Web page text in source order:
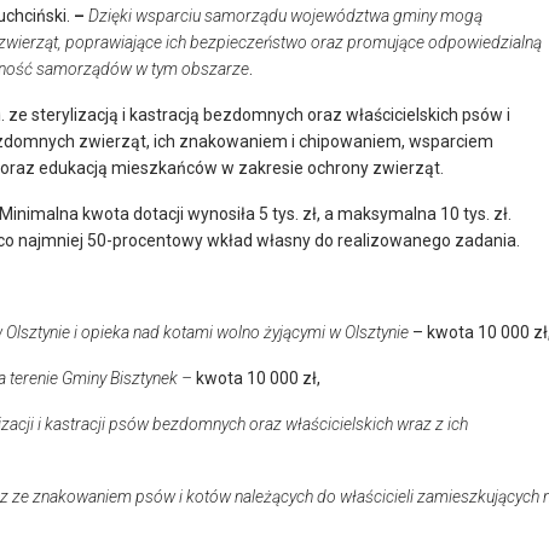
– Dzięki wsparciu samorządu województwa gminy mogą
poprawiające ich bezpieczeństwo oraz promujące odpowiedzialną
samorządów w tym obszarze
sterylizacją i kastracją bezdomnych oraz właścicielskich psów i
zwierząt, ich znakowaniem i chipowaniem, wsparciem
edukacją mieszkańców w zakresie ochrony zwierząt.
kwota dotacji wynosiła 5 tys. zł, a maksymalna 10 tys. zł.
najmniej 50-procentowy wkład własny do realizowanego zadania.
i opieka nad kotami wolno żyjącymi w Olsztynie – kwota 10 000
Gminy Bisztynek – kwota 10 000 zł,
i kastracji psów bezdomnych oraz właścicielskich wraz z ich
ze znakowaniem psów i kotów należących do właścicieli zamieszkujących